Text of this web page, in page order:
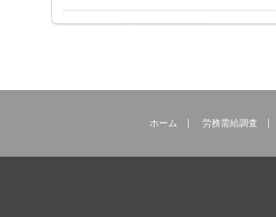
ホーム 労務需給調査